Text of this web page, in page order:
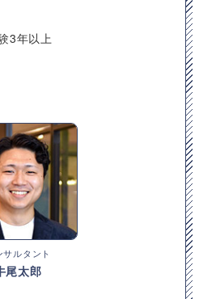
3年以上
サルタント
尾太郎